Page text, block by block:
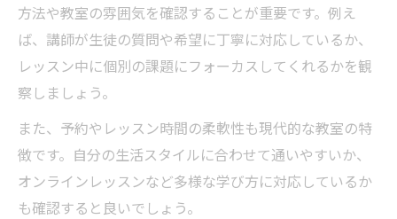
方法や教室の雰囲気を確認することが重要です。例え
ば、講師が生徒の質問や希望に丁寧に対応しているか、
レッスン中に個別の課題にフォーカスしてくれるかを観
察しましょう。
また、予約やレッスン時間の柔軟性も現代的な教室の特
徴です。自分の生活スタイルに合わせて通いやすいか、
オンラインレッスンなど多様な学び方に対応しているか
も確認すると良いでしょう。